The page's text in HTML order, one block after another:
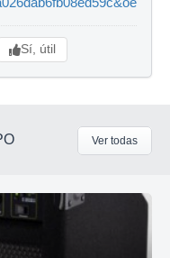
Sí, útil
Ver todas